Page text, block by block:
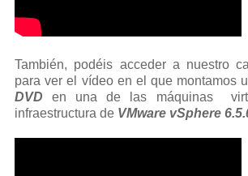
También, podéis acceder a nuestro
para ver el vídeo en el que montamos
DVDen una de las máquinas
infraestructura de VMware vSphere